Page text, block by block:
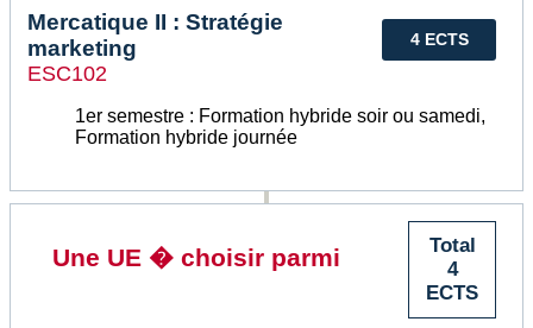
4 ECTS
Mercatique II : Stratégie
marketing
ESC102
1er semestre : Formation hybride soir ou samedi,
Formation hybride journée
Total
4
ECTS
Une UE � choisir parmi